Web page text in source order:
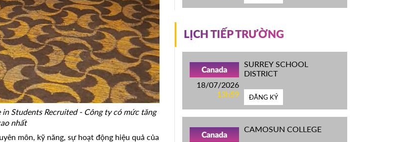
Students Recruited - Công ty có mức tăng
nhất
môn, kỹ năng, sự hoạt động hiệu quả của
LỊCH TIẾP TRƯỜNG
Canada
18/07/2026
13h59
SURREY SCHOOL
DISTRICT
ĐĂNG KÝ
Canada
CAMOSUN COLLEGE